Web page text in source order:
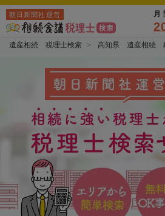
朝日新聞社運営 月
遺産相続 税理士検索 高知県 遺産相続